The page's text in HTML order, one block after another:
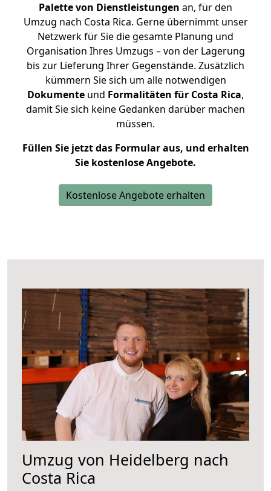
Palette von Dienstleistungen an, für den
Umzug nach Costa Rica. Gerne übernimmt unser
Netzwerk für Sie die gesamte Planung und
Organisation Ihres Umzugs – von der Lagerung
bis zur Lieferung Ihrer Gegenstände. Zusätzlich
kümmern Sie sich um alle notwendigen
Dokumente und Formalitäten für Costa Rica,
damit Sie sich keine Gedanken darüber machen
müssen.
Füllen Sie jetzt das Formular aus, und erhalten
Sie kostenlose Angebote.
Kostenlose Angebote erhalten
Umzug von Heidelberg nach
Costa Rica